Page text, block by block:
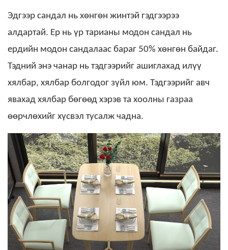
Эдгээр сандал нь хөнгөн жинтэй гэдгээрээ
алдартай. Ер нь үр тарианы модон сандал нь
ердийн модон сандалаас бараг 50% хөнгөн байдаг.
Тэдний энэ чанар нь тэдгээрийг ашиглахад илүү
хялбар, хялбар болгодог зүйл юм. Тэдгээрийг авч
явахад хялбар бөгөөд хэрэв та хоолны газраа
өөрчлөхийг хүсвэл тусалж чадна.